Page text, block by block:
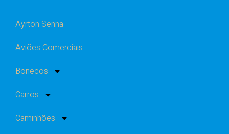
Ayrton Senna
Aviões Comerciais
Bonecos
Carros
Caminhões